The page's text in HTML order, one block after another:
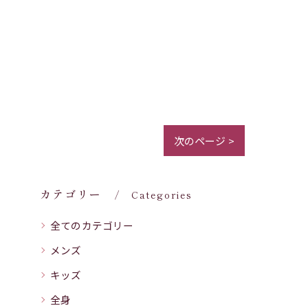
次のページ >
カテゴリー Categories
全てのカテゴリー
メンズ
キッズ
全身